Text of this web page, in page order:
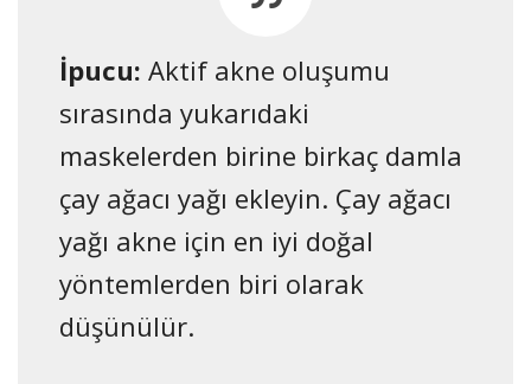
İpucu: Aktif akne oluşumu
sırasında yukarıdaki
maskelerden birine birkaç damla
çay ağacı yağı ekleyin. Çay ağacı
yağı akne için en iyi doğal
yöntemlerden biri olarak
düşünülür.